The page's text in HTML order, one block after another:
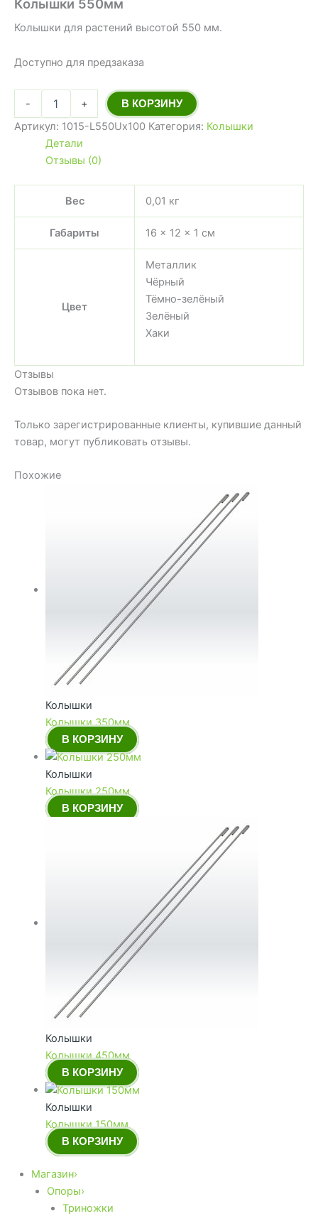
Колышки 550мм
Колышки для растений высотой 550 мм.
Доступно для предзаказа
- + В КОРЗИНУ
Артикул: 1015-L550Ux100 Категория: Колышки
Детали
Отзывы (0)
Вес 0,01 кг
Габариты 16 × 12 × 1 см
Цвет
Металлик
Чёрный
Тёмно-зелёный
Зелёный
Хаки
Отзывы
Отзывов пока нет.
Только зарегистрированные клиенты, купившие данный
товар, могут публиковать отзывы.
Похожие
Колышки
Колышки 350мм
В КОРЗИНУ
Колышки
Колышки 250мм
В КОРЗИНУ
Колышки
Колышки 450мм
В КОРЗИНУ
Колышки
Колышки 150мм
В КОРЗИНУ
Магазин›
Опоры›
Триножки